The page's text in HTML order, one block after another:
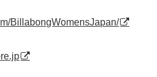
BillabongWomensJapan/